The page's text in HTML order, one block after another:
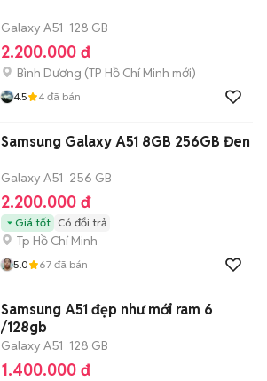
Galaxy A51 128 GB
2.200.000 đ
Bình Dương (TP Hồ Chí Minh mới)
4.5 4 đã bán
Samsung Galaxy A51 8GB 256GB Đen
Galaxy A51 256 GB
2.200.000 đ
Giá tốt Có đổi trả
Tp Hồ Chí Minh
5.0 67 đã bán
Samsung A51 đẹp như mới ram 6
/128gb
Galaxy A51 128 GB
1.400.000 đ